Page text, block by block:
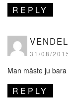
REPLY
31/08/
Man måste ju
REPLY